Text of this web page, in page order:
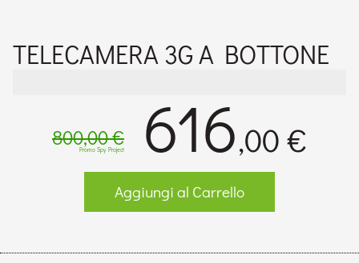
TELECAMERA 3G A BOTTONE
800,00 €
Promo Spy Project 616,00 €
Aggiungi al Carrello